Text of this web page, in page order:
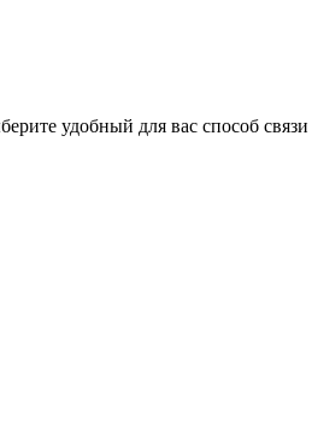
удобный для вас способ связи